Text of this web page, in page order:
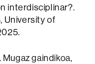
interdisciplinar?.
University of
gaindikoa,